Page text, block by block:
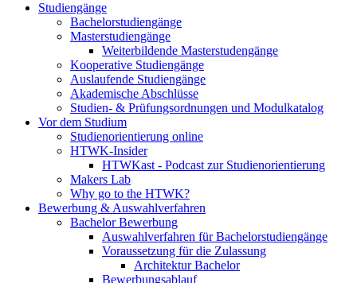
Studiengänge
Bachelorstudiengänge
Masterstudiengänge
Weiterbildende Masterstudengänge
Kooperative Studiengänge
Auslaufende Studiengänge
Akademische Abschlüsse
Studien- & Prüfungsordnungen und Modulkatalog
Vor dem Studium
Studienorientierung online
HTWK-Insider
HTWKast - Podcast zur Studienorientierung
Makers Lab
Why go to the HTWK?
Bewerbung & Auswahlverfahren
Bachelor Bewerbung
Auswahlverfahren für Bachelorstudiengänge
Voraussetzung für die Zulassung
Architektur Bachelor
Bewerbungsablauf